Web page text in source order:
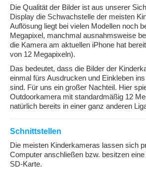
Die Qualität der Bilder ist aus unserer
Display die Schwachstelle der meisten
Auflösung liegt bei vielen Modellen noch
Megapixel, manchmal ausnahmsweise
die Kamera am aktuellen iPhone hat
von 12 Megapixeln).
Das bedeutet, dass die Bilder der
einmal fürs Ausdrucken und Einkleben
sind. Für uns ein großer Nachteil. Hier
Outdoorkamera mit standardmäßig 12
natürlich bereits in einer ganz anderen
Schnittstellen
Die meisten Kinderkameras lassen sich
Computer anschließen bzw. besitzen
SD-Karte.